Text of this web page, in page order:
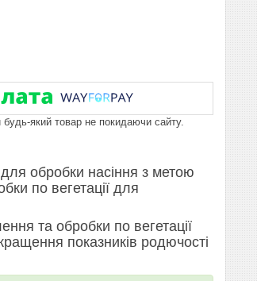
будь-який товар не покидаючи сайту.
обробки насіння з метою
по вегетації для
та обробки по вегетації
показників родючості